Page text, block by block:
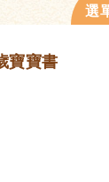
寶寶書